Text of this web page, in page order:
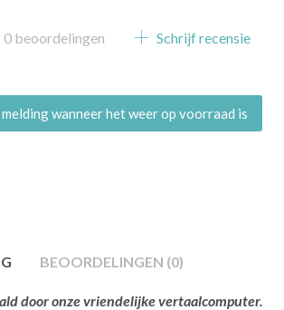
0 beoordelingen Schrijf recensie
wanneer het weer op voorraad is
BEOORDELINGEN (0)
door onze vriendelijke vertaalcomputer.